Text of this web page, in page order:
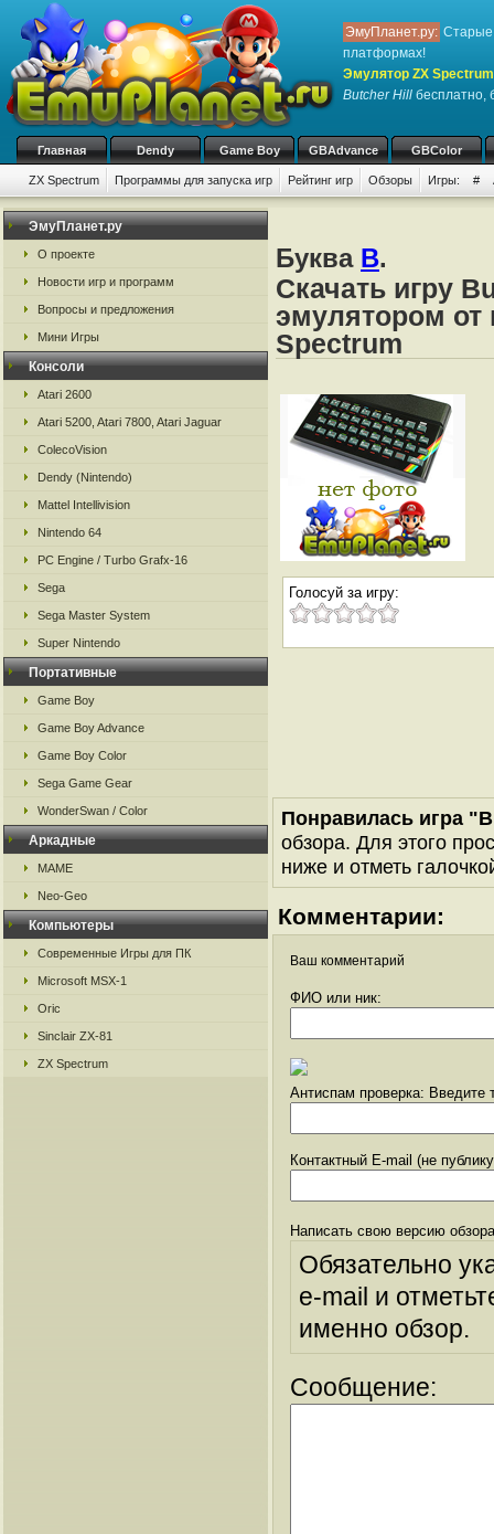
ЭмуПланет.ру: Старые
платформах!
Эмулятор ZX
Butcher Hill бесплатно,
Главная Dendy Game Boy GBAdvance GBColor
ZX Spectrum Программы для запуска игр Рейтинг игр Обзоры Игры: #
ЭмуПланет.ру
О проекте
Новости игр и программ
Вопросы и предложения
Мини Игры
Консоли
Atari 2600
Atari 5200, Atari 7800, Atari Jaguar
ColecoVision
Dendy (Nintendo)
Mattel Intellivision
Nintendo 64
PC Engine / Turbo Grafx-16
Sega
Sega Master System
Super Nintendo
Портативные
Game Boy
Game Boy Advance
Game Boy Color
Sega Game Gear
WonderSwan / Color
Аркадные
MAME
Neo-Geo
Компьютеры
Современные Игры для ПК
Microsoft MSX-1
Oric
Sinclair ZX-81
ZX Spectrum
Буква B.
Скачать игру
эмулятором от
Spectrum
Голосуй за игру:
Понравилась игра
обзора. Для этого
ниже и отметь
Комментарии:
Ваш комментарий
ФИО или ник:
Антиспам проверка: Введите
Контактный E-mail (не
Написать свою версию
Обязательно
e-mail и
именно обзор.
Сообщение: